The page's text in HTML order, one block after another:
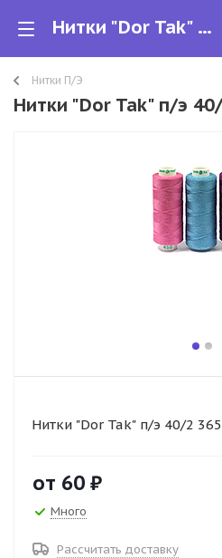
Нитки "Dor Tak" п/э 40/2 365 метров
Нитки П/Э
Нитки "Dor Tak" п/э
Нитки "Dor Tak" п/э 40/2
от 60 ₽
Много
Рассчитать доставку